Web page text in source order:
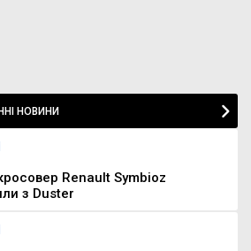
НОВИНИ
Renault Symbioz
з Duster